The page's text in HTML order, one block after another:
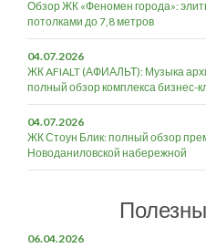
Обзор ЖК «Феномен города»:
потолками до 7,8 метров
04.07.2026
ЖК AFIALT (АФИАЛЬТ): Музыка
полный обзор комплекса бизнес-
04.07.2026
ЖК Стоун Блик: полный обзор
Новоданиловской набережной
06.04.2026